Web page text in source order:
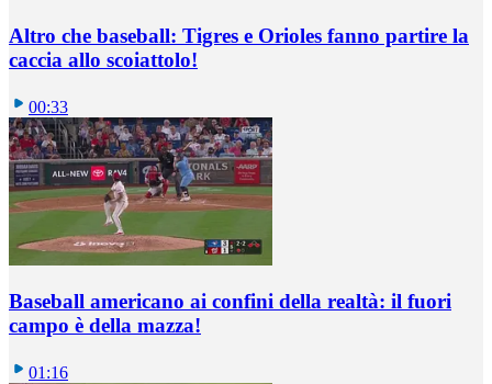
Altro che baseball: Tigres e Orioles fanno partire la
caccia allo scoiattolo!
00:33
Baseball americano ai confini della realtà: il fuori
campo è della mazza!
01:16